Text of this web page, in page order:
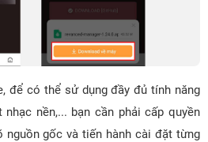
để có thể sử dụng đầy đủ tính năng
nền,... bạn cần phải cấp quyền
nguồn gốc và tiến hành cài đặt từng